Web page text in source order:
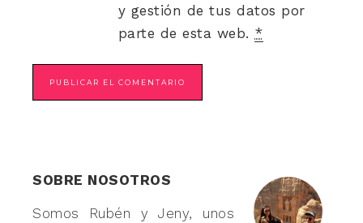
y gestión de tus datos por
parte de esta web. *
SOBRE NOSOTROS
Somos Rubén y Jeny, unos